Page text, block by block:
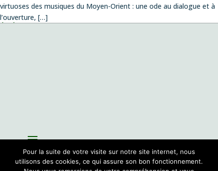
virtuoses des musiques du Moyen-Orient : une ode au dialogue et à
l’ouverture, […]
ÉVÉNEMENTS
Pour la suite de votre visite sur notre site internet, nous
utilisons des cookies, ce qui assure son bon fonctionnement.